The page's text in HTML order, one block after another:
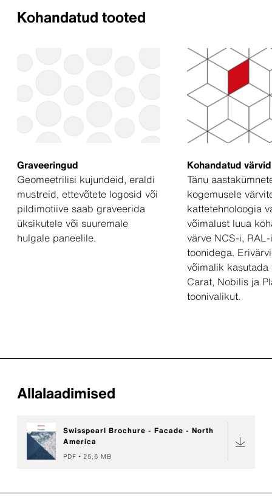
Kohandatud tooted
Graveeringud
Geomeetrilisi kujundeid, eraldi
mustreid, ettevõtete logosid või
pildimotiive saab graveerida
üksikutele või suuremale
hulgale paneelile.
Kohandatud värvid
Tänu
kogemusele
kattetehnoloogia
võimalust luua
värve NCS-i, RAL-
toonidega.
võimalik kasutada
Carat, Nobilis ja
toonivalikut.
Allalaadimised
Swisspearl Brochure - Facade - North
America
PDF 25,6 MB